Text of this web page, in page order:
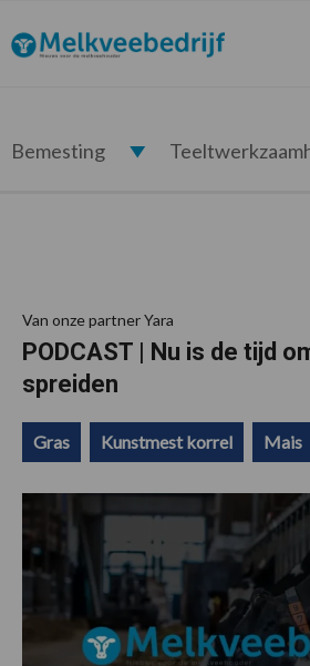
de
hoofdnavigatie
de
hoofd
de
eerste
de
voettekst
Melkveebedrijf.nl
Bemesting
Van onze partner Yara
PODCAST | Nu is de tijd
spreiden
Gras Kunstmest korrel Mais